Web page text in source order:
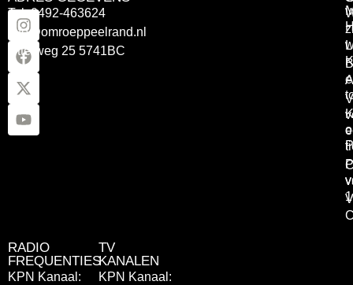
Tel: 0492-463624
info@omroeppeelrand.nl
Otterweg 25 5741BC
RADIO
FREQUENTIES
KPN Kanaal:
TV
KANALEN
KPN Kanaal: